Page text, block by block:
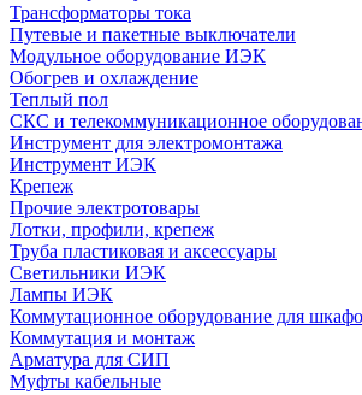
Трансформаторы тока
Путевые и пакетные выключатели
Модульное оборудование ИЭК
Обогрев и охлаждение
Теплый пол
СКС и телекоммуникационное
Инструмент для электромонтажа
Инструмент ИЭК
Крепеж
Прочие электротовары
Лотки, профили, крепеж
Труба пластиковая и аксессуары
Светильники ИЭК
Лампы ИЭК
Коммутационное оборудование для
Коммутация и монтаж
Арматура для СИП
Муфты кабельные